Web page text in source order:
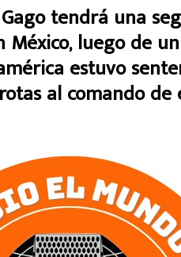
tendrá una
luego de
estuvo
al comando